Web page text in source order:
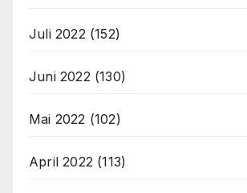
Juli 2022 (152)
Juni 2022 (130)
Mai 2022 (102)
April 2022 (113)